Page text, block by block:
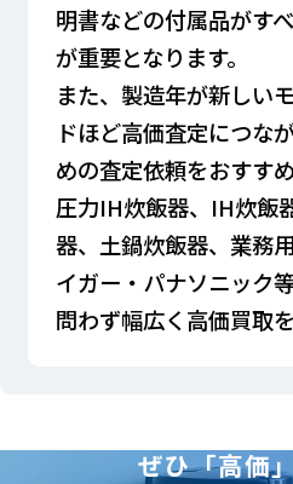
明書などの付属品がす
が重要となります。
また、製造年が新しい
ドほど高価査定につな
めの査定依頼をおすす
圧力IH炊飯器、IH炊飯
器、土鍋炊飯器、業務
イガー・パナソニック
問わず幅広く高価買取
ぜひ「高価